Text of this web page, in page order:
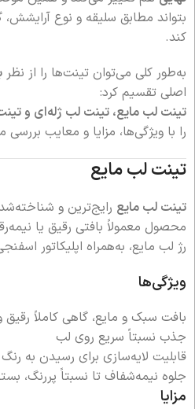
بتواند مطابق سلیقه و نوع
کند.
به‌طور کلی می‌توان تینت‌ها را از نظر
اصلی تقسیم کرد:
تینت لب مایع، تینت لب ژله‌ای و
را با ویژگی‌ها، مزایا و معایب بررسی
تینت لب مایع
تینت لب مایع رایج‌ترین و
محصول معمولاً بافتی رقیق یا
رژ لب مایع، به‌همراه اپلیکاتور
ویژگی‌ها
بافت سبک و مایع، گاهی کاملاً
جذب نسبتاً سریع روی لب
قابلیت لایه‌سازی برای رسیدن به
جلوه نیمه‌شفاف تا نسبتاً پررنگ،
مزایا